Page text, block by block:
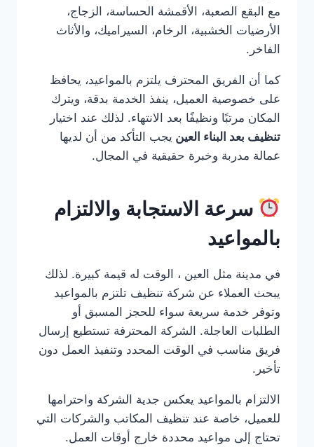
مع البقع الصعبة، الأقمشة الحساسة، الزجاج،
الأرضيات الخشبية، الرخام، السيراميك، والأثاث
الفاخر.
كما أن الفريق المحترف يلتزم بالمواعيد، يحافظ
على خصوصية العميل، ينفذ الخدمة بدقة، ويترك
المكان مرتبًا ونظيفًا بعد الانتهاء. لذلك عند اختيار
تنظيف بعد البناء العين يجب التأكد من أن لديها
عمالة مدربة وخبرة حقيقية في المجال.
سرعة الاستجابة والالتزام
بالمواعيد
في مدينة مثل العين ، الوقت له قيمة كبيرة. لذلك
يبحث العملاء عن شركة تنظيف تلتزم بالمواعيد
وتوفر خدمة سريعة سواء للحجز المسبق أو
الطلبات العاجلة. الشركة المحترفة تستطيع إرسال
فريق مناسب في الوقت المحدد وتنفيذ العمل دون
تأخير.
الالتزام بالمواعيد يعكس جدية الشركة واحترامها
للعميل، خاصة عند تنظيف المكاتب والشركات التي
تحتاج إلى مواعيد محددة خارج أوقات العمل.